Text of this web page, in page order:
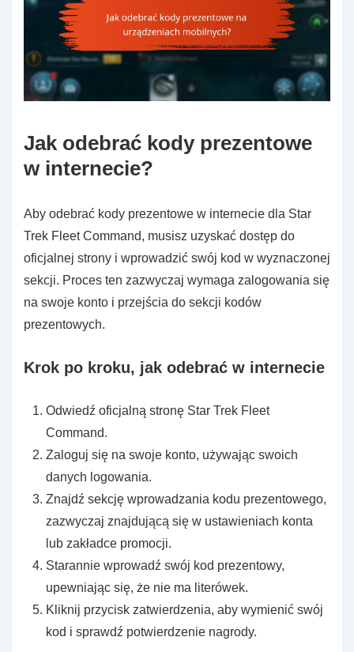
Jak odebrać kody prezentowe
w internecie?
Aby odebrać kody prezentowe w internecie dla Star
Trek Fleet Command, musisz uzyskać dostęp do
oficjalnej strony i wprowadzić swój kod w wyznaczonej
sekcji. Proces ten zazwyczaj wymaga zalogowania się
na swoje konto i przejścia do sekcji kodów
prezentowych.
Krok po kroku, jak odebrać w internecie
Odwiedź oficjalną stronę Star Trek Fleet
Command.
Zaloguj się na swoje konto, używając swoich
danych logowania.
Znajdź sekcję wprowadzania kodu prezentowego,
zazwyczaj znajdującą się w ustawieniach konta
lub zakładce promocji.
Starannie wprowadź swój kod prezentowy,
upewniając się, że nie ma literówek.
Kliknij przycisk zatwierdzenia, aby wymienić swój
kod i sprawdź potwierdzenie nagrody.